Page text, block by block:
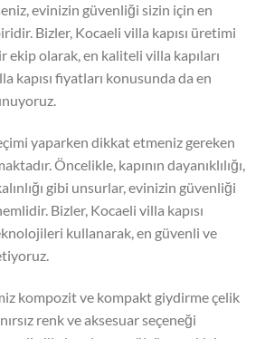
evinizin güvenliği sizin için en
Bizler, Kocaeli villa kapısı üretimi
ekip olarak, en kaliteli villa kapıları
kapısı fiyatları konusunda da en
yaparken dikkat etmeniz gereken
Öncelikle, kapının dayanıklılığı,
gibi unsurlar, evinizin güvenliği
Bizler, Kocaeli villa kapısı
kullanarak, en güvenli ve
kompozit ve kompakt giydirme çelik
renk ve aksesuar seçeneği